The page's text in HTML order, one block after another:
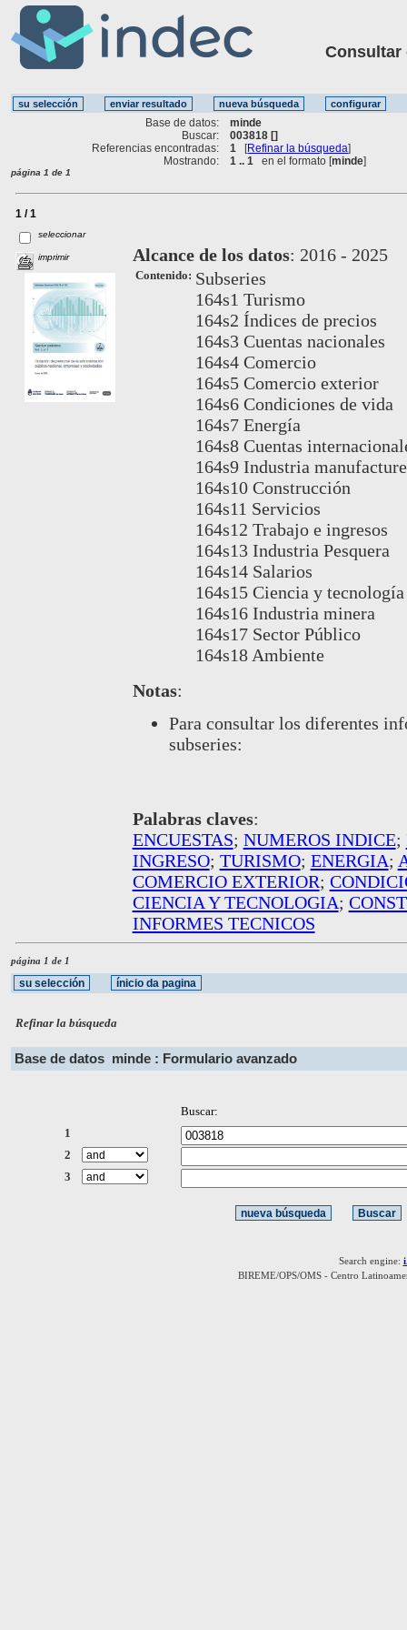
Consultar
Base de datos:
minde
Buscar:
003818 []
Referencias encontradas:
1 [Refinar la búsqueda]
Mostrando:
1 .. 1 en el formato [minde]
página 1 de 1
1 / 1
seleccionar
imprimir Alcance de los datos: 2016 - 2025
Contenido: Subseries
164s1 Turismo
164s2 Índices de precios
164s3 Cuentas nacionales
164s4 Comercio
164s5 Comercio exterior
164s6 Condiciones de vida
164s7 Energía
164s8 Cuentas
164s9 Industria
164s10 Construcción
164s11 Servicios
164s12 Trabajo e ingresos
164s13 Industria Pesquera
164s14 Salarios
164s15 Ciencia y tecnología
164s16 Industria minera
164s17 Sector Público
164s18 Ambiente
Notas:
Para consultar los diferentes
subseries:
Palabras claves:
ENCUESTAS; NUMEROS INDICE;
INGRESO; TURISMO; ENERGIA;
COMERCIO EXTERIOR;
CIENCIA Y TECNOLOGIA;
INFORMES TECNICOS
página 1 de 1
Refinar la búsqueda
Base de datos minde : Formulario avanzado
Buscar:
1
2
3
Search engine:
BIREME/OPS/OMS - Centro